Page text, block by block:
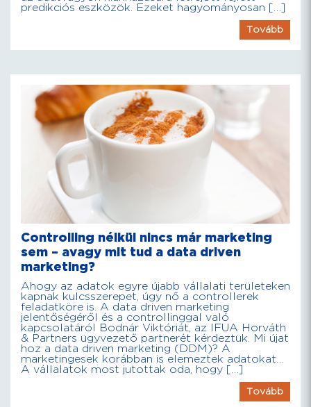
predikciós eszközök. Ezeket hagyományosan […]
Tovább
Controlling nélkül nincs már marketing
sem – avagy mit tud a data driven
marketing?
Ahogy az adatok egyre újabb vállalati területeken
kapnak kulcsszerepet, úgy nő a controllerek
feladatköre is. A data driven marketing
jelentőségéről és a controllinggal való
kapcsolatáról Bodnár Viktóriát, az IFUA Horváth
& Partners ügyvezető partnerét kérdeztük. Mi újat
hoz a data driven marketing (DDM)? A
marketingesek korábban is elemeztek adatokat…
A vállalatok most jutottak oda, hogy […]
Tovább